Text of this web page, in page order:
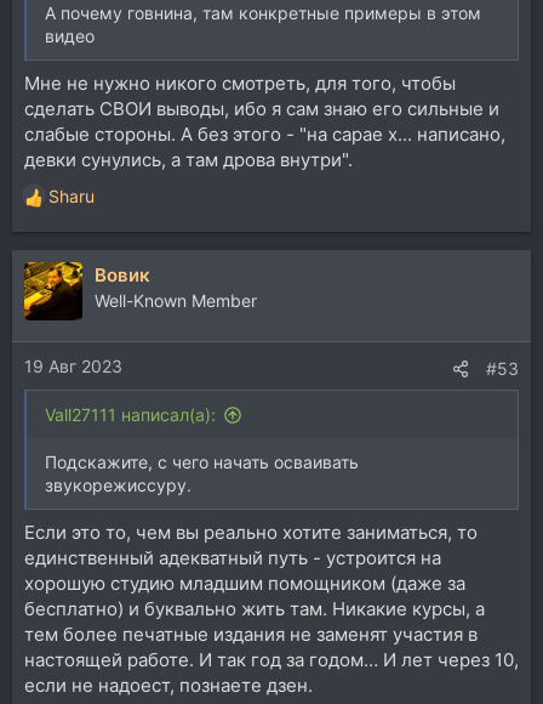
А почему говнина, там конкретные примеры в этом
видео
Мне не нужно никого смотреть, для того, чтобы
сделать СВОИ выводы, ибо я сам знаю его сильные и
слабые стороны. А без этого - "на сарае х... написано,
девки сунулись, а там дрова внутри".
Р
е
а
к
ц
и
и
:
Sharu
Вовик
Well-Known Member
19 Авг 2023 #53
Vall27111 написал(а):
Подскажите, с чего начать осваивать
звукорежиссуру.
Если это то, чем вы реально хотите заниматься, то
единственный адекватный путь - устроится на
хорошую студию младшим помощником (даже за
бесплатно) и буквально жить там. Никакие курсы, а
тем более печатные издания не заменят участия в
настоящей работе. И так год за годом… И лет через 10,
если не надоест, познаете дзен.